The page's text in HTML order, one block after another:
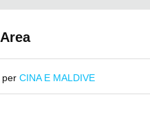
per CINA E MALDIVE